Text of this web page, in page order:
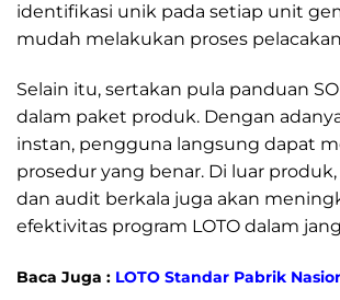
identifikasi unik pada setiap unit
mudah melakukan proses
Selain itu, sertakan pula panduan
dalam paket produk. Dengan
instan, pengguna langsung dapat
prosedur yang benar. Di luar
dan audit berkala juga akan
efektivitas program LOTO dalam
Baca Juga : LOTO Standar Pabrik